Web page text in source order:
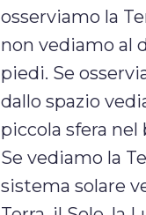
osserviamo la
non vediamo al
piedi. Se
dallo spazio
piccola sfera nel
Se vediamo la
sistema solare